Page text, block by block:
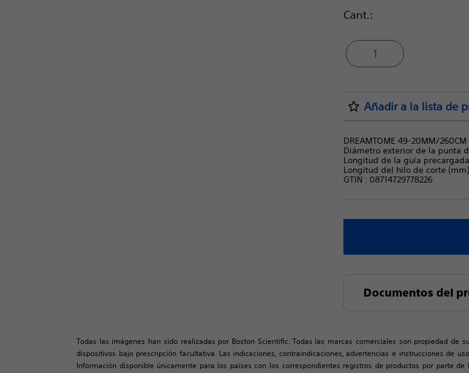
Cant.:
1
Añadir a la lista de
DREAMTOME 49-20MM/260CM
Diámetro exterior de la punta
Longitud de la guía
Longitud del hilo de corte
GTIN : 08714729778226
Documentos del
Todas las imágenes han sido realizadas por Boston Scientific. Todas las marcas comerciales son propiedad de
dispositivos bajo prescripción facultativa. Las indicaciones, contraindicaciones, advertencias e instrucciones de
Información disponible únicamente para los países con los correspondientes registros de productos por parte